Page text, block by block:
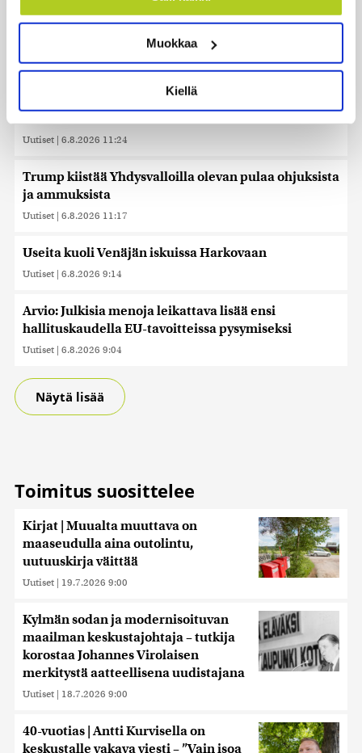
ominaispiirteitä aktiivisesti (sormenjäljen
Lue lisää siitä, miten henkilötietojasi käsitellään ja miten
suostumustasi tai peruuttaa sen milloin vain
evästeilmoituksessa.
Käytämme evästeitä tarjoamamme sisällön ja mainosten
tukemiseen ja kävijämäärämme analysoimiseen. Lisäksi
jaamme sosiaalisen median, mainosalan ja analytiikka-
alan kumppaneillemme tietoja siitä, miten käytät
tietoja muihin tietoihin, joita olet antanut heille tai joita on
kerätty, kun olet käyttänyt heidän palvelujaan. Tietoja
saatetaan myös siirtää ulkomaille.
Muokkaa
Kiellä
gallupin todellinen uutinen – ”Kokoomus maksaa
Uutiset | 6.8.2026 11:56
Viime vuonna kouluista lähtivät puhelimet, nyt
Uutiset | 6.8.2026 11:24
Trump kiistää Yhdysvalloilla olevan pulaa ohjuksista
ja ammuksista
Uutiset | 6.8.2026 11:17
Useita kuoli Venäjän iskuissa Harkovaan
Uutiset | 6.8.2026 9:14
Arvio: Julkisia menoja leikattava lisää ensi
hallituskaudella EU-tavoitteissa pysymiseksi
Uutiset | 6.8.2026 9:04
Näytä lisää
Toimitus suosittelee
Kirjat | Muualta muuttava on
maaseudulla aina outolintu,
uutuuskirja väittää
Uutiset | 19.7.2026 9:00
Kylmän sodan ja modernisoituvan
maailman keskustajohtaja – tutkija
korostaa Johannes Virolaisen
merkitystä aatteellisena uudistajana
Uutiset | 18.7.2026 9:00
40-vuotias | Antti Kurvisella on
keskustalle vakava viesti – ”Vain isoa